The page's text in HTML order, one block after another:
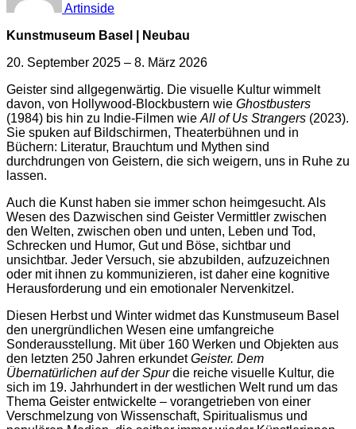
Artinside
Kunstmuseum Basel | Neubau
20. September 2025 – 8. März 2026
Geister sind allgegenwärtig. Die visuelle Kultur wimmelt
davon, von Hollywood-Blockbustern wie Ghostbusters
(1984) bis hin zu Indie-Filmen wie All of Us Strangers (2023).
Sie spuken auf Bildschirmen, Theaterbühnen und in
Büchern: Literatur, Brauchtum und Mythen sind
durchdrungen von Geistern, die sich weigern, uns in Ruhe zu
lassen.
Auch die Kunst haben sie immer schon heimgesucht. Als
Wesen des Dazwischen sind Geister Vermittler zwischen
den Welten, zwischen oben und unten, Leben und Tod,
Schrecken und Humor, Gut und Böse, sichtbar und
unsichtbar. Jeder Versuch, sie abzubilden, aufzuzeichnen
oder mit ihnen zu kommunizieren, ist daher eine kognitive
Herausforderung und ein emotionaler Nervenkitzel.
Diesen Herbst und Winter widmet das Kunstmuseum Basel
den unergründlichen Wesen eine umfangreiche
Sonderausstellung. Mit über 160 Werken und Objekten aus
den letzten 250 Jahren erkundetGeister. Dem
Übernatürlichen auf der Spurdie reiche visuelle Kultur, die
sich im 19. Jahrhundert in der westlichen Welt rund um das
Thema Geister entwickelte – vorangetrieben von einer
Verschmelzung von Wissenschaft, Spiritualismus und